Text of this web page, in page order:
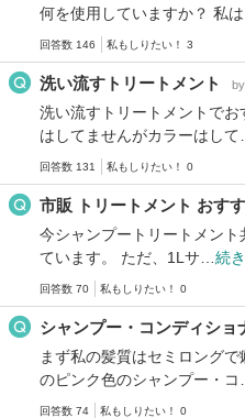
何を使用していますか？ 私は
回答数 146 私もしりたい！ 3
洗い流すトリートメント
洗い流すトリートメントで
はしてませんがカラーはして…
回答数 131 私もしりたい！ 0
市販 トリートメント おす
今シャンプートリートメン
ています。 ただ、1Lサ… 続
回答数 70 私もしりたい！ 0
シャンプー・コンディショ
まず私の髪質はセミロング
のピンク色のシャンプー・コ…
回答数 74 私もしりたい！ 0